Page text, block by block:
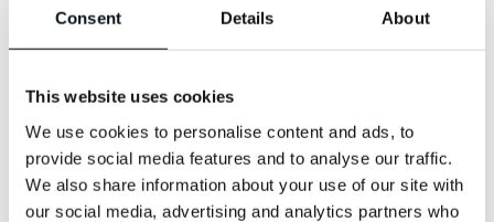
Consent Details About
This website uses cookies
We use cookies to personalise content and ads, to
provide social media features and to analyse our traffic.
We also share information about your use of our site with
our social media, advertising and analytics partners who
upp bilen inför din bokade servicetid och att vi kör tillbaka den till
dig när den är färdig på vår verkstad. Smidigt och enkelt.
Priset för dörr-till-dörr service varierar beroende på var du bor och
hur långt det är till vår verkstad.